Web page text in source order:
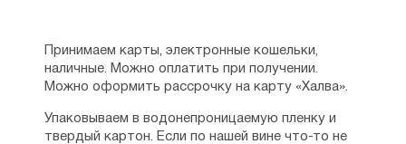
Принимаем карты, электронные кошельки,
наличные. Можно оплатить при получении.
Можно оформить рассрочку на карту «Халва».
Упаковываем в водонепроницаемую пленку и
твердый картон. Если по нашей вине что-то не